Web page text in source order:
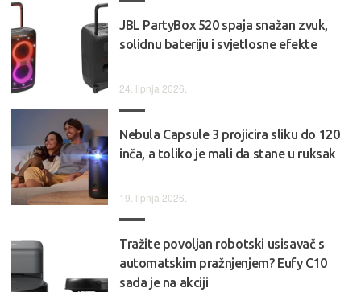
JBL PartyBox 520 spaja snažan zvuk,
solidnu bateriju i svjetlosne efekte
24. lipnja 2026.
Nebula Capsule 3 projicira sliku do 120
inča, a toliko je mali da stane u ruksak
19. lipnja 2026.
Tražite povoljan robotski usisavač s
automatskim pražnjenjem? Eufy C10
sada je na akciji